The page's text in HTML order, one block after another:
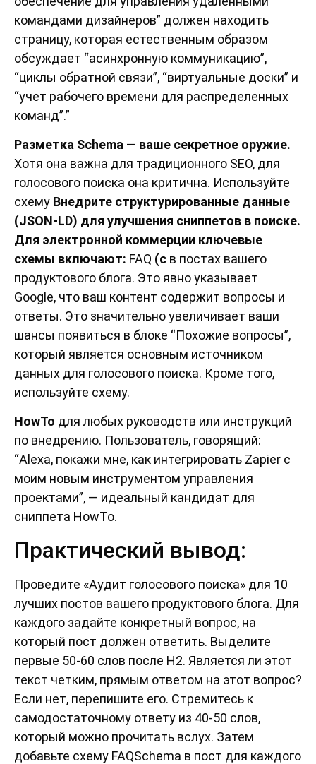
командами дизайнеров” должен находить
страницу, которая естественным образом
обсуждает “асинхронную коммуникацию”,
“циклы обратной связи”, “виртуальные доски” и
“учет рабочего времени для распределенных
команд”.”
Разметка Schema — ваше секретное оружие.
Хотя она важна для традиционного SEO, для
голосового поиска она критична. Используйте
схему Внедрите структурированные данные
(JSON-LD) для улучшения сниппетов в поиске.
Для электронной коммерции ключевые
схемы включают: FAQ (с в постах вашего
продуктового блога. Это явно указывает
Google, что ваш контент содержит вопросы и
ответы. Это значительно увеличивает ваши
шансы появиться в блоке “Похожие вопросы”,
который является основным источником
данных для голосового поиска. Кроме того,
используйте схему.
HowTo для любых руководств или инструкций
по внедрению. Пользователь, говорящий:
“Alexa, покажи мне, как интегрировать Zapier с
моим новым инструментом управления
проектами”, — идеальный кандидат для
сниппета HowTo.
Практический вывод:
Проведите «Аудит голосового поиска» для 10
лучших постов вашего продуктового блога. Для
каждого задайте конкретный вопрос, на
который пост должен ответить. Выделите
первые 50-60 слов после H2. Является ли этот
текст четким, прямым ответом на этот вопрос?
Если нет, перепишите его. Стремитесь к
самодостаточному ответу из 40-50 слов,
который можно прочитать вслух. Затем
добавьте схему FAQSchema в пост для каждого